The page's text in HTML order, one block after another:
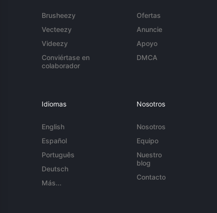
Brusheezy
Vecteezy
Videezy
Conviértase en
colaborador
Ofertas
Anuncie
Apoyo
DMCA
Idiomas
English
Español
Português
Deutsch
Más...
Nosotros
Nosotros
Equipo
Nuestro
blog
Contacto